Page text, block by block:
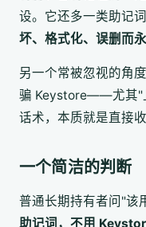
设。它还多一类助记
坏、格式化、误删而
另一个常被忽视的角度
骗 Keystore——尤其"
话术，本质就是直接收
一个简洁的判断
普通长期持有者问"该
助记词，不用